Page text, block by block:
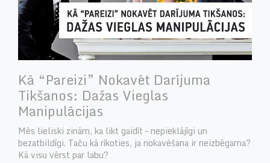
Kā “pareizi” Nokavēt Darījuma
Tikšanos: Dažas Vieglas
Manipulācijas
Mēs lieliski zinām, ka likt gaidīt – nepieklājīgi un
bezatbildīgi. Taču kā rīkoties, ja nokavēšana ir neizbēgama?
Kā visu vērst par labu?